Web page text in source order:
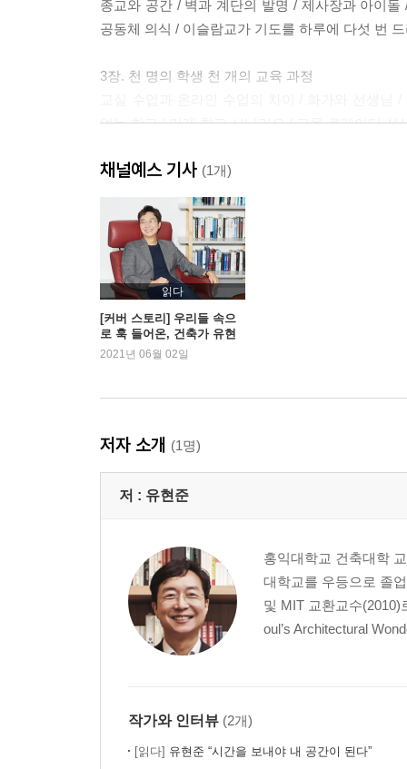
종교와 공간 / 벽과 계단의 발명 / 제사장과 아이
공동체 의식 / 이슬람교가 기도를 하루에 다섯 번
3장. 천 명의 학생 천 개의 교육 과정
없는 학교 / 미래 학교 시나리오 / 교육 큐레이터 선
4장. 출근은 계속할 것인가
일자리의 55퍼센트 / 우리나라 직장에 회식이 많
인간관계 / 평등한 화상회의 / 슈렉 vs 라이온 킹 /
5장. 전염병은 도시를 해체시킬까
전염병과 도시의 역사 / 얀 겔의 실험 / 인구 2배,
6장. 지상에 공원을 만들어 줄 자율 주행 지하 물류
공통의 추억 / 소셜 믹스와 재건축 / 소셜 믹스의
그린벨트의 역사 / LA vs 뉴욕 / 반도체 회로 같은
융합을 위한 DMZ 평화 엣지시티 / 농사꾼의 도시
디즈니의 위기 / 상업의 진화는 공간의 진화 / 다
새로운 빌딩 양식의 발명 / 두 가지 갈림길 / 전염
공간 / 폭이 넓은 상업, 폭이 좁은 주거
9장. 청년의 집은 어디에 있는가
화폐가 된 아파트 / 서울 한강 전망 vs 뉴욕 허드
채널예스 기사 (1개)
읽다
[커버 스토리] 우리들 속으
로 훅 들어온, 건축가 유현
준
2021년 06월 02일
저자 소개 (1명)
저 : 유현준
홍익대학교 건축대학
대학교를 우등으로 졸
및 MIT 교환교수(2010)
oul’s Architectural
작가와 인터뷰 (2개)
[읽다] 유현준 “시간을 보내야 내 공간이 된다”